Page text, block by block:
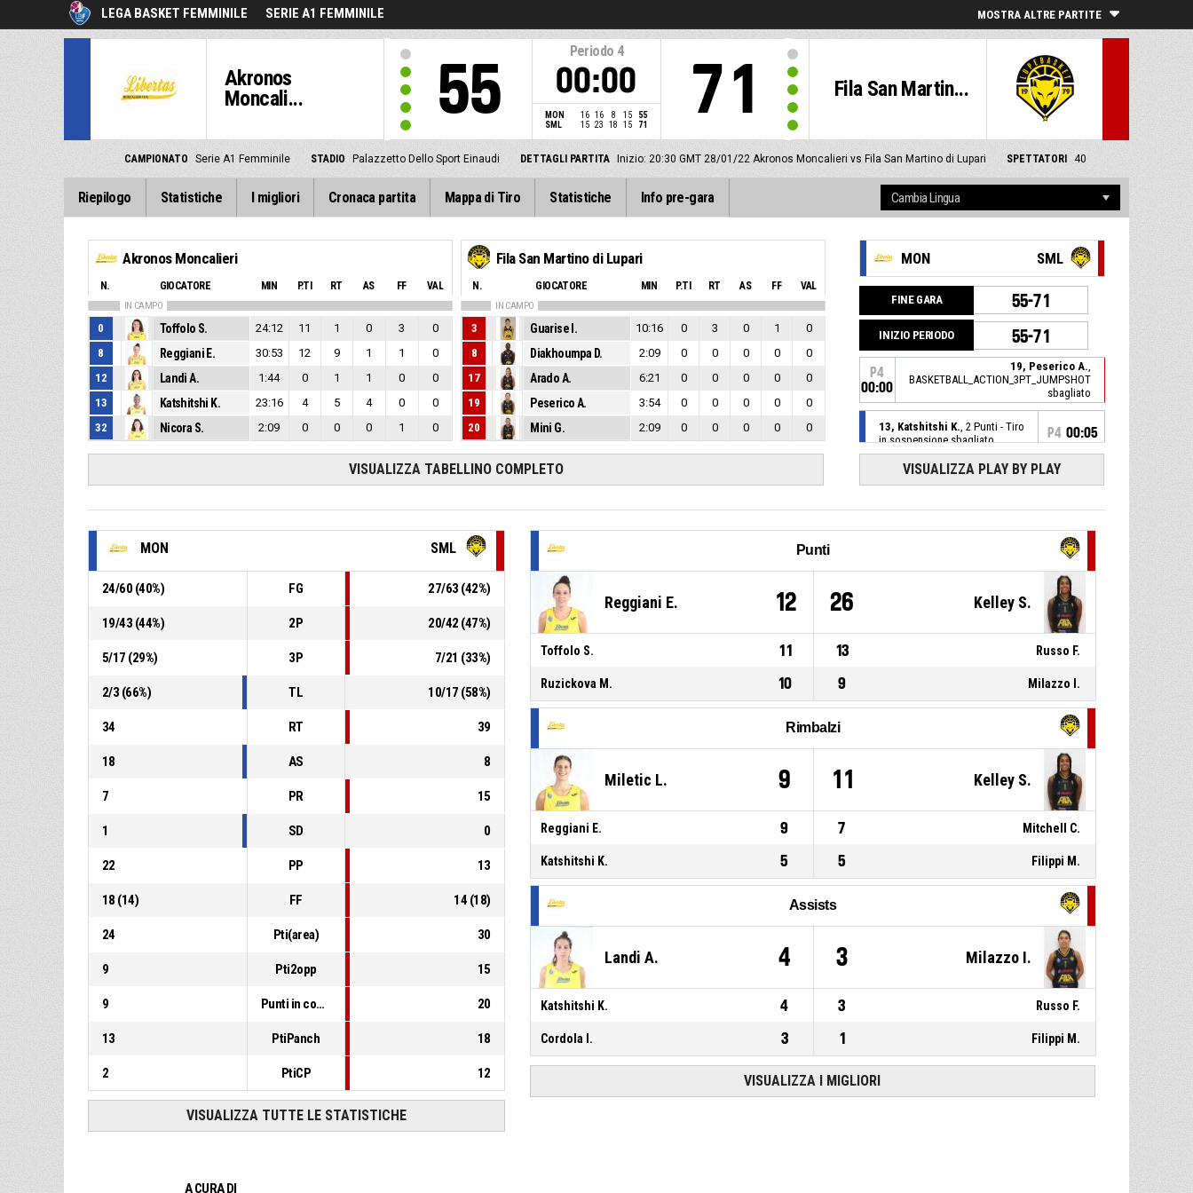
LEGA BASKET FEMMINILE SERIE A1 FEMMINILE MOSTRA ALTRE PARTITE
Akronos
Moncali...
55
Periodo 4
00:00
MON 16 16 8 15
55
SML
15 23 18 15 71
Fila San Martin...
71
CAMPIONATO Serie A1 Femminile STADIO Palazzetto Dello Sport Einaudi DETTAGLI PARTITA Inizio: 20:30 GMT 28/01/22 Akronos Moncalieri vs Fila San Martino di Lupari SPETTATORI 40
Riepilogo Statistiche I migliori Cronaca partita Mappa di Tiro Statistiche Info pre-gara
Akronos Moncalieri
N. GIOCATORE MIN P.TI RT AS FF VAL
IN CAMPO
0 Toffolo S. 24:12 11 1 0 3
0
8
Reggiani E. 30:53 12 9 1 1
0
12
Landi A. 1:44 0 1 1 0
0
13
Katshitshi K. 23:16 4 5 4 0
0
32
Nicora S. 2:09 0 0 0 1 0
Fila San Martino di Lupari
N. GIOCATORE MIN P.TI RT AS FF VAL
IN CAMPO
3 Guarise I. 10:16 0 3 0 1
0
8
Diakhoumpa D. 2:09 0 0 0 0
0
17
Arado A. 6:21 0 0 0 0
0
19
Peserico A. 3:54 0 0 0 0
0
20
Mini G. 2:09 0 0 0 0 0
VISUALIZZA TABELLINO COMPLETO
MON SML
FINE GARA 55-71
INIZIO PERIODO 55-71
P4
00:00
19, Peserico A.,
BASKETBALL_ACTION_3PT_JUMPSHOT
sbagliato
13, Katshitshi K., 2 Punti - Tiro
in sospensione sbagliato
P4 00:05
P400:04 3, Guarise I., Fallo subito
P400:04
, Rimbalzo
difensivo
P400:23
P400:23 3, Guarise I., Fallo personale
P400:30 Palla persa per 24''
VISUALIZZA PLAY BY PLAY
MON SML
24/60 (40%) FG 27/63 (42%)
19/43 (44%) 2P 20/42 (47%)
5/17 (29%) 3P 7/21 (33%)
2/3 (66%) TL 10/17 (58%)
34 RT 39
18 AS 8
7 PR 15
1 SD 0
22 PP 13
18 (14) FF 14 (18)
24 Pti(area) 30
9 Pti2opp 15
9 Punti in contropiede 20
13 PtiPanch 18
2 PtiCP 12
VISUALIZZA TUTTE LE STATISTICHE
Punti
Reggiani E. 12 26 Kelley S.
Toffolo S. 11 13 Russo F.
Ruzickova M. 10 9 Milazzo I.
Rimbalzi
Miletic L. 9 11 Kelley S.
Reggiani E. 9 7 Mitchell C.
Katshitshi K. 5 5 Filippi M.
Assists
Landi A. 4 3 Milazzo I.
Katshitshi K. 4 3 Russo F.
Cordola I. 3 1 Filippi M.
VISUALIZZA I MIGLIORI
A CURA DI